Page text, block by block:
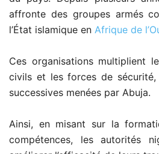
affronte des groupes armés
l’État islamique en Afrique de
Ces organisations multiplient
civils et les forces de
successives menées par Abuja.
Ainsi, en misant sur la
compétences, les autorités